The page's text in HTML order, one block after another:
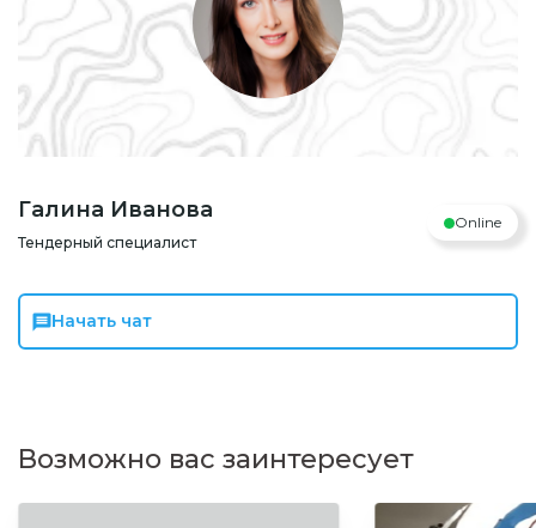
Галина Иванова
Тендерный специалист
Online
Начать чат
Возможно вас заинтересует